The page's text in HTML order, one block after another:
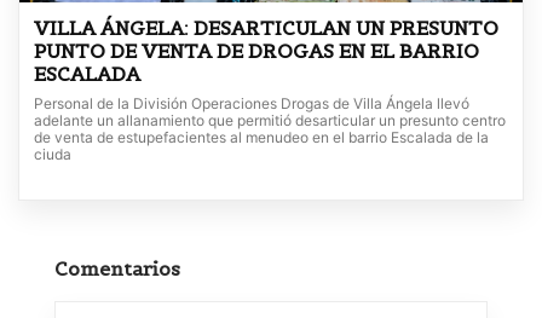
VILLA ÁNGELA: DESARTICULAN UN PRESUNTO
PUNTO DE VENTA DE DROGAS EN EL BARRIO
ESCALADA
Personal de la División Operaciones Drogas de Villa Ángela llevó
adelante un allanamiento que permitió desarticular un presunto centro
de venta de estupefacientes al menudeo en el barrio Escalada de la
ciuda
Comentarios